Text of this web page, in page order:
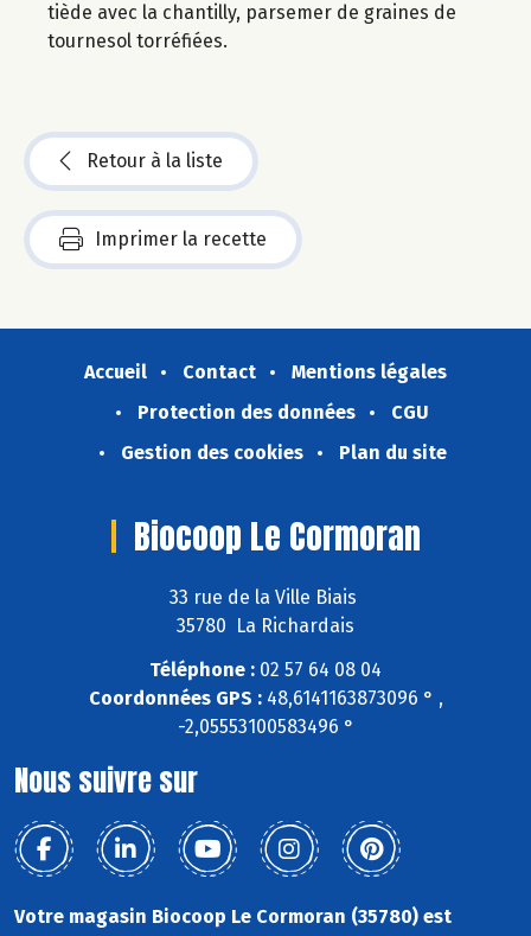
tiède avec la chantilly, parsemer de graines de
tournesol torréfiées.
Retour à la liste
Imprimer la recette
Accueil Contact
Mentions légales
Protection des données
CGU
Gestion des cookies
Plan du site
Biocoop Le Cormoran
33 rue de la Ville Biais
35780 La Richardais
Téléphone : 02 57 64 08 04
Coordonnées GPS :48,6141163873096 ° ,
-2,05553100583496 °
Nous suivre sur
Votre magasin Biocoop Le Cormoran (35780) est